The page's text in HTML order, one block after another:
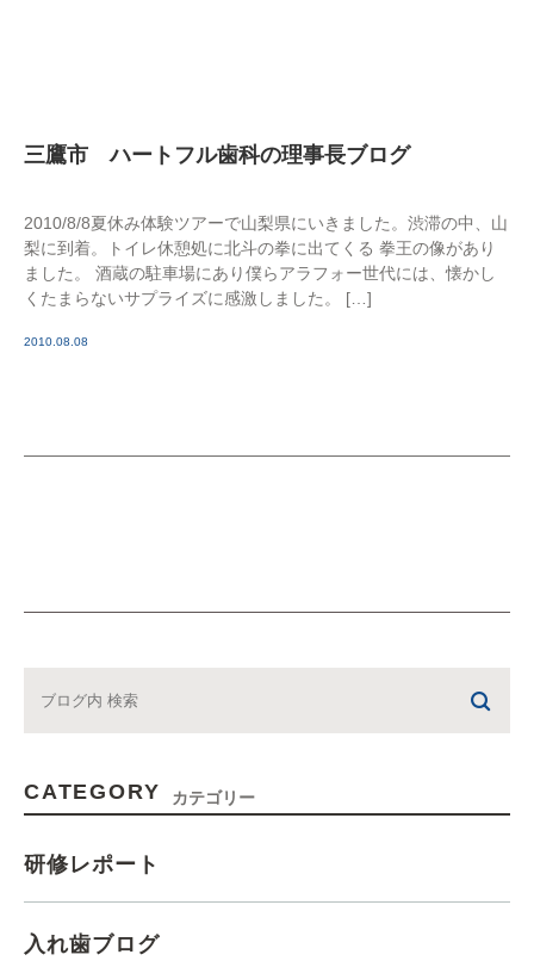
三鷹市 ハートフル歯科の理事長ブログ
2010/8/8夏休み体験ツアーで山梨県にいきました。渋滞の中、山
梨に到着。トイレ休憩処に北斗の拳に出てくる 拳王の像があり
ました。 酒蔵の駐車場にあり僕らアラフォー世代には、懐かし
くたまらないサプライズに感激しました。 […]
2010.08.08
CATEGORY カテゴリー
研修レポート
入れ歯ブログ